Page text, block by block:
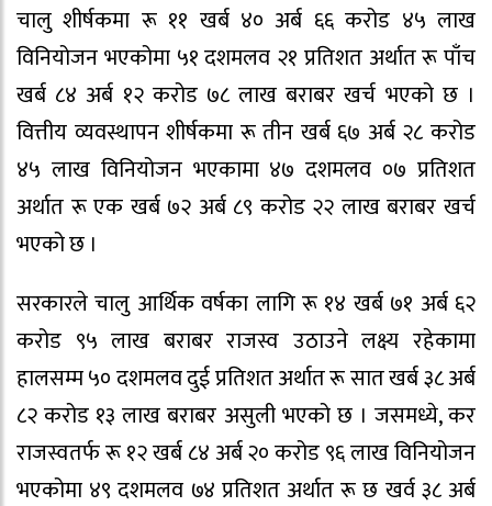
चालु शीर्षकमा रू ११ खर्ब ४० अर्ब ६६ करोड ४५ लाख
विनियोजन भएकोमा ५१ दशमलव २१ प्रतिशत अर्थात रू पाँच
खर्ब ८४ अर्ब १२ करोड ७८ लाख बराबर खर्च भएको छ ।
वित्तीय व्यवस्थापन शीर्षकमा रू तीन खर्ब ६७ अर्ब २८ करोड
४५ लाख विनियोजन भएकामा ४७ दशमलव ०७ प्रतिशत
अर्थात रू एक खर्ब ७२ अर्ब ८९ करोड २२ लाख बराबर खर्च
भएको छ ।
सरकारले चालु आर्थिक वर्षका लागि रू १४ खर्ब ७१ अर्ब ६२
करोड ९५ लाख बराबर राजस्व उठाउने लक्ष्य रहेकामा
हालसम्म ५० दशमलव दुई प्रतिशत अर्थात रू सात खर्ब ३८ अर्ब
८२ करोड १३ लाख बराबर असुली भएको छ । जसमध्ये, कर
राजस्वतर्फ रू १२ खर्ब ८४ अर्ब २० करोड ९६ लाख विनियोजन
भएकोमा ४९ दशमलव ७४ प्रतिशत अर्थात रू छ खर्व ३८ अर्ब